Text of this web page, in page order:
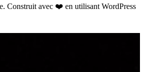
Construit avec ❤️ en utilisant WordPress